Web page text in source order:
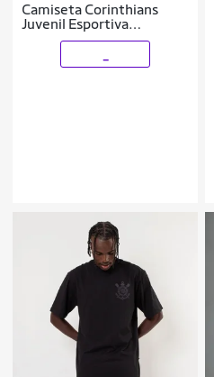
Camiseta Corinthians
Juvenil Esportiva
Sublimado Oficial